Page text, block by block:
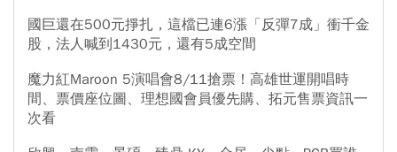
國巨還在500元掙扎，這檔已連6漲「反彈7成」衝千金
股，法人喊到1430元，還有5成空間
魔力紅Maroon 5演唱會8/11搶票！高雄世運開唱時
間、票價座位圖、理想國會員優先購、拓元售票資訊一
次看